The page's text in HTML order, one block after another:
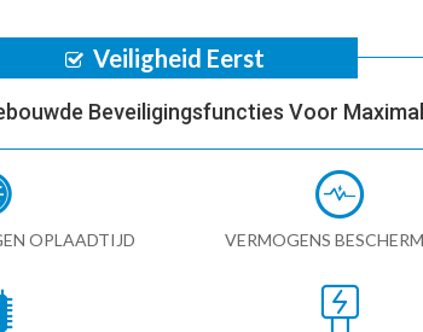
Veiligheid Eerst
Beveiligingsfuncties Voor
OPLAADTIJD VERMOGENS